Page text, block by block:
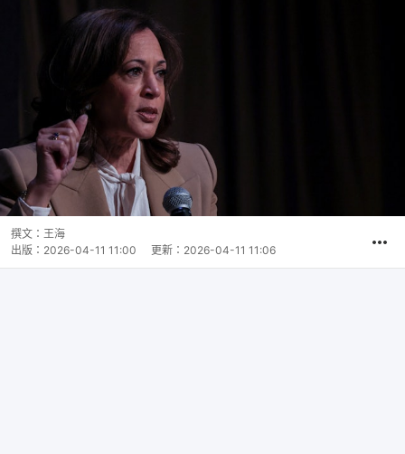
撰文： 王海
出版： 2026-04-11 11:00 更新： 2026-04-11 11:06